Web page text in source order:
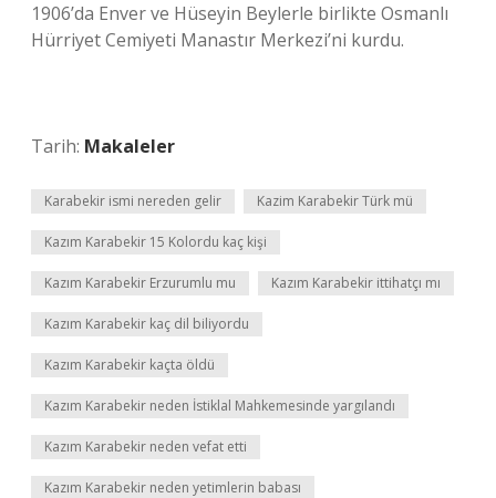
1906’da Enver ve Hüseyin Beylerle birlikte Osmanlı
Hürriyet Cemiyeti Manastır Merkezi’ni kurdu.
Tarih: Makaleler
Karabekir ismi nereden gelir Kazim Karabekir Türk mü
Kazım Karabekir 15 Kolordu kaç kişi
Kazım Karabekir Erzurumlu mu Kazım Karabekir ittihatçı mı
Kazım Karabekir kaç dil biliyordu
Kazım Karabekir kaçta öldü
Kazım Karabekir neden İstiklal Mahkemesinde yargılandı
Kazım Karabekir neden vefat etti
Kazım Karabekir neden yetimlerin babası